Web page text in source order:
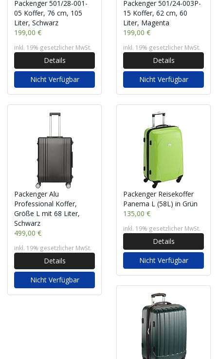
Packenger 501/28-001-
05 Koffer, 76 cm, 105
Liter, Schwarz
199,00 €
inkl. 19% gesetzlicher MwSt.
Details
Nicht Verfügbar
Packenger 501/24-003P-
15 Koffer, 62 cm, 60
Liter, Magenta
199,00 €
inkl. 19% gesetzlicher MwSt.
Details
Nicht Verfügbar
Packenger Alu
Professional Koffer,
Größe L mit 68 Liter,
Schwarz
499,00 €
inkl. 19% gesetzlicher MwSt.
Details
Nicht Verfügbar
Packenger Reisekoffer
Panema L (58L) in Grün
135,00 €
inkl. 19% gesetzlicher MwSt.
Details
Nicht Verfügbar